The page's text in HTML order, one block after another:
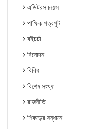
এডিটরস চয়েস
পাক্ষিক পত্রপুট
বইচর্চা
বিনোদন
বিবিধ
বিশেষ সংখ্যা
রাজনীতি
শিকড়ের সন্ধানে